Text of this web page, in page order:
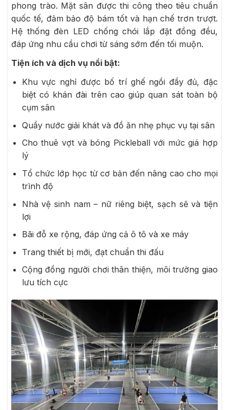
phong trào. Mặt sân được thi công theo tiêu chuẩn
quốc tế, đảm bảo độ bám tốt và hạn chế trơn trượt.
Hệ thống đèn LED chống chói lắp đặt đồng đều,
đáp ứng nhu cầu chơi từ sáng sớm đến tối muộn.
Tiện ích và dịch vụ nổi bật:
Khu vực nghỉ được bố trí ghế ngồi đầy đủ, đặc
biệt có khán đài trên cao giúp quan sát toàn bộ
cụm sân
Quầy nước giải khát và đồ ăn nhẹ phục vụ tại sân
Cho thuê vợt và bóng Pickleball với mức giá hợp
lý
Tổ chức lớp học từ cơ bản đến nâng cao cho mọi
trình độ
Nhà vệ sinh nam – nữ riêng biệt, sạch sẽ và tiện
lợi
Bãi đỗ xe rộng, đáp ứng cả ô tô và xe máy
Trang thiết bị mới, đạt chuẩn thi đấu
Cộng đồng người chơi thân thiện, môi trường giao
lưu tích cực